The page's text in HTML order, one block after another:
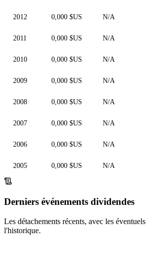
2012 0,000 $US N/A
2011 0,000 $US N/A
2010 0,000 $US N/A
2009 0,000 $US N/A
2008 0,000 $US N/A
2007 0,000 $US N/A
2006 0,000 $US N/A
2005 0,000 $US N/A
Derniers événements dividendes
Les détachements récents, avec les
l'historique.